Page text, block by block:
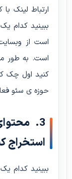
ارتباط لینک
ببینید کدام
است از
است. به طور
کنید اول چک
حوزه ی سئو
3.
استخراج
ببینید کدام